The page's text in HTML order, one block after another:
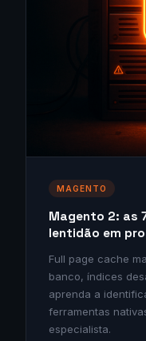
MAGENTO
Magento 2: as
lentidão em
Full page cache
banco, índices
aprenda a
ferramentas
especialista.